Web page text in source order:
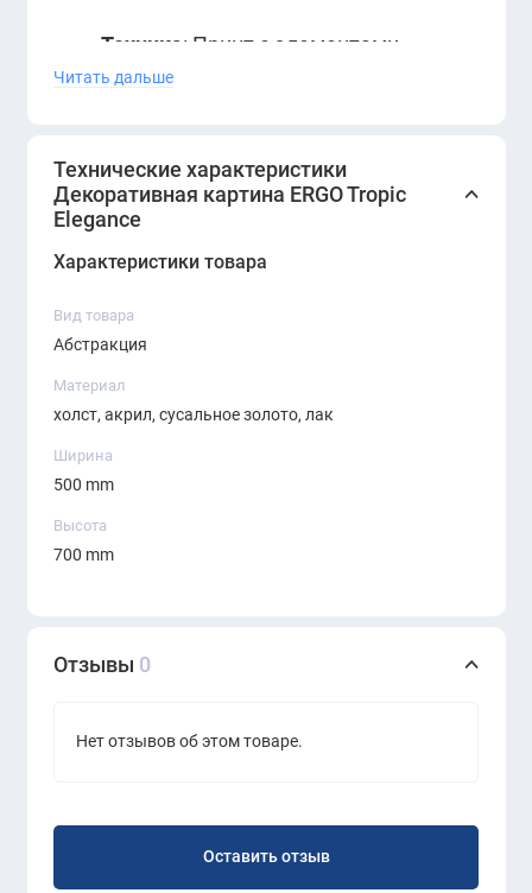
Техника: Принт с элементами
золочения (имитация)
Особенности:
холла
оставаясь лёгкой и ненавязчивой в
Читать дальше
Технические характеристики
Декоративная картина ERGO Tropic
Elegance
Характеристики товара
Вид товара
Абстракция
Материал
холст, акрил, сусальное золото, лак
Ширина
500 mm
Высота
700 mm
Отзывы 0
Нет отзывов об этом товаре.
Оставить отзыв